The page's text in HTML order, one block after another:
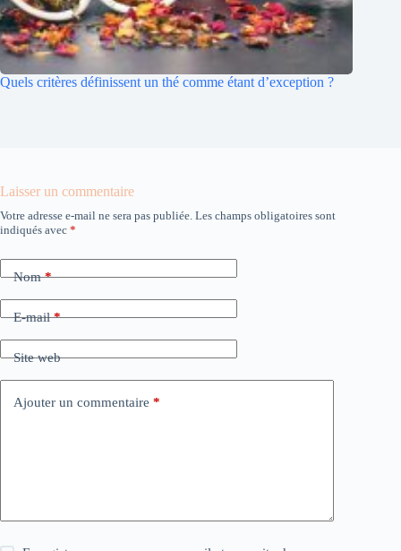
Quels critères définissent un thé comme étant d’exception ?
Laisser un commentaire
Votre adresse e-mail ne sera pas publiée. Les champs obligatoires sont
indiqués avec *
Nom*
E-mail*
Site web
Ajouter un commentaire *